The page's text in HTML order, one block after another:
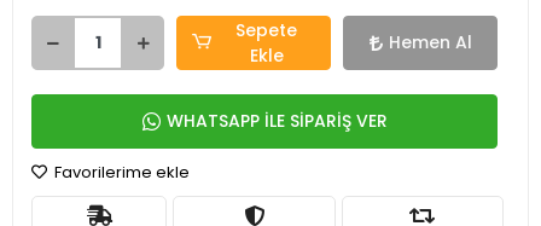
Sepete
Ekle
Hemen Al
WHATSAPP İLE SİPARİŞ VER
Favorilerime ekle